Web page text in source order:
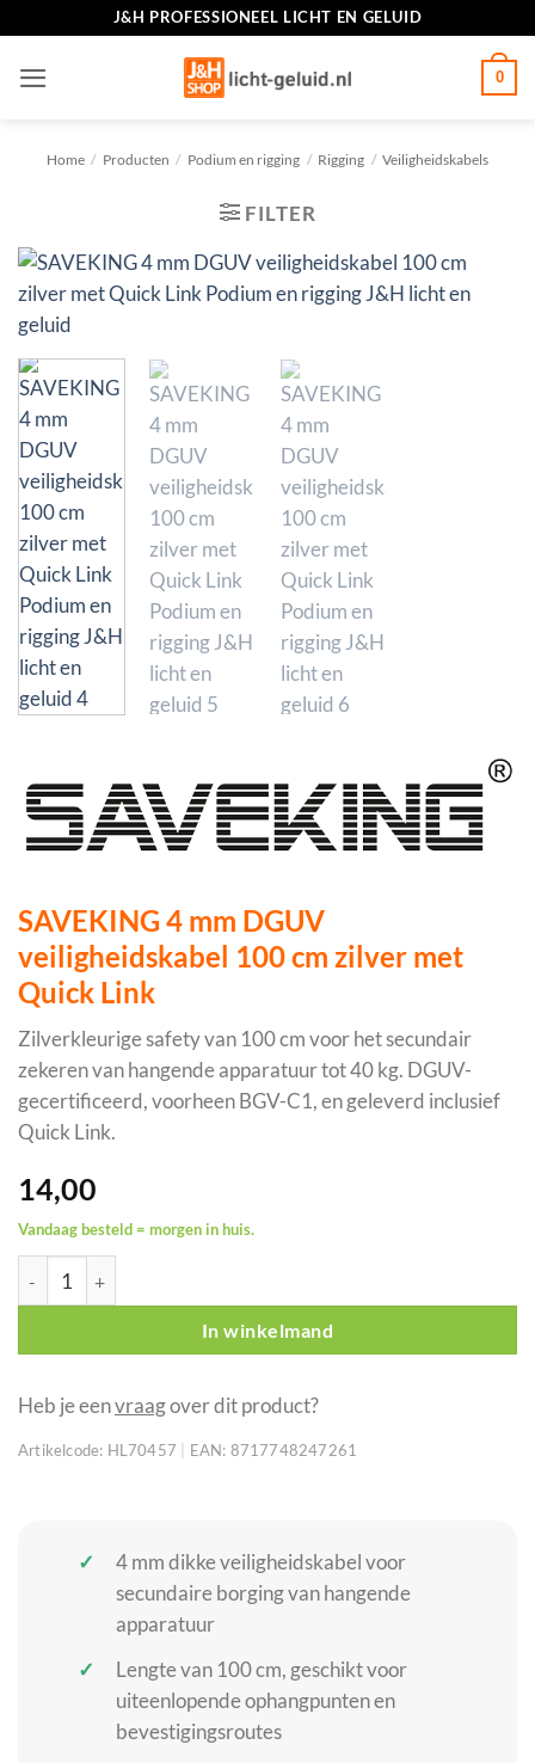
inhoud
J&H PROFESSIONEEL LICHT EN GELUID
0
Home / Producten / Podium en rigging / Rigging / Veiligheidskabels
FILTER
SAVEKING 4 mm DGUV
veiligheidskabel 100 cm zilver met
Quick Link
Zilverkleurige safety van 100 cm voor het secundair
zekeren van hangende apparatuur tot 40 kg. DGUV-
gecertificeerd, voorheen BGV-C1, en geleverd inclusief
Quick Link.
14,00
Vandaag besteld = morgen in huis.
SAVEKING 4 mm DGUV veiligheidskabel 100 cm zilver met
In winkelmand
Heb je eenvraagover dit product?
Artikelcode: HL70457 EAN: 8717748247261
4 mm dikke veiligheidskabel voor
secundaire borging van hangende
apparatuur
Lengte van 100 cm, geschikt voor
uiteenlopende ophangpunten en
bevestigingsroutes